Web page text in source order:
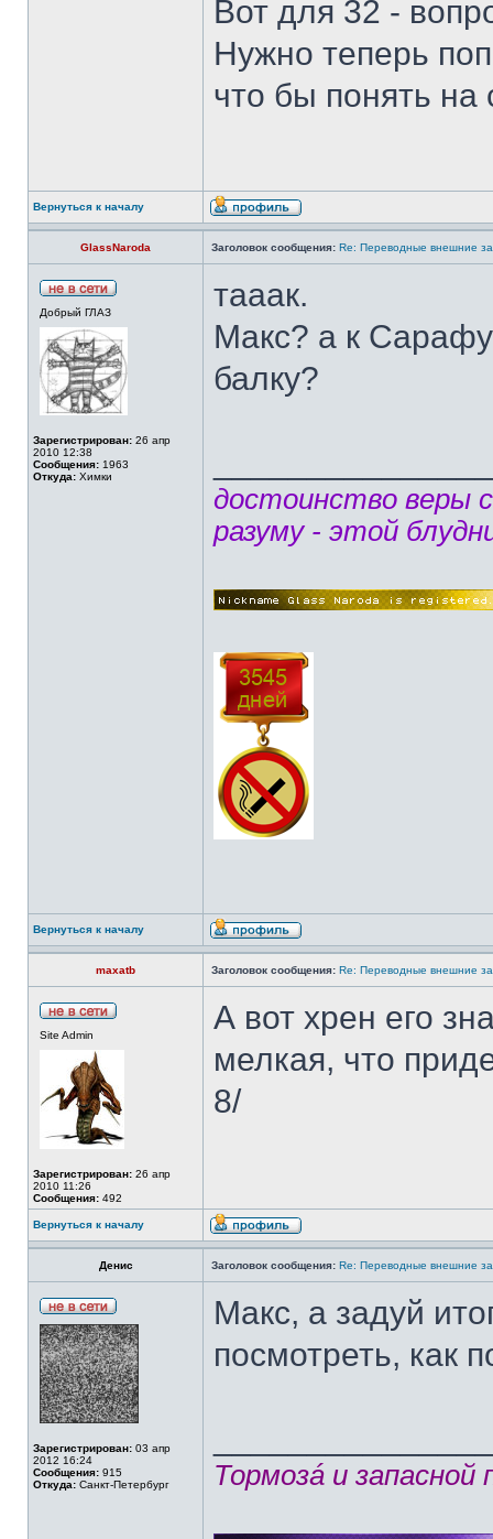
Вот для 32 -
Нужно теперь
что бы понять на
Вернуться к началу
GlassNaroda Заголовок сообщения: Re: Переводные внешние
Добрый ГЛАЗ
Зарегистрирован: 26 апр
2010 12:38
Сообщения: 1963
Откуда: Химки
тааак.
Макс? а к
балку?
достоинство веры
разуму - этой
Вернуться к началу
maxatb Заголовок сообщения: Re: Переводные внешние
Site Admin
Зарегистрирован: 26 апр
2010 11:26
Сообщения: 492
А вот хрен его
мелкая, что
8/
Вернуться к началу
Денис Заголовок сообщения: Re: Переводные внешние
Зарегистрирован: 03 апр
2012 16:24
Сообщения: 915
Откуда: Санкт-Петербург
Макс, а задуй
посмотреть, как
Тормозá и